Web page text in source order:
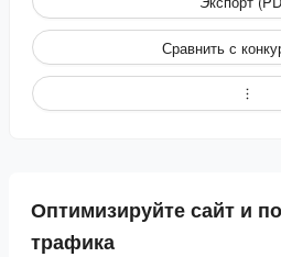
Сравнить с
Оптимизируйте сайт и
трафика